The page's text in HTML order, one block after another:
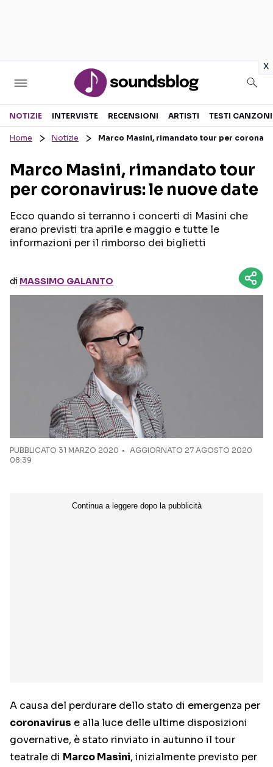
x
Sezioni
RECENSIONI MUSICALI
INTERVISTE
GOSSIP E CURIOSITÀ
TESTI CANZONI
TOUR ED EVENTI
TALENT SHOW
Seguici sui social
NOTIZIE INTERVISTE RECENSIONI ARTISTI TESTI CANZONI
Home Notizie Marco Masini, rimandato tour per
Marco Masini, rimandato tour
per coronavirus: le nuove date
Ecco quando si terranno i concerti di Masini che
erano previsti tra aprile e maggio e tutte le
informazioni per il rimborso dei biglietti
di MASSIMO GALANTO
PUBBLICATO 31 MARZO 2020
AGGIORNATO 27 AGOSTO 2020
08:39
A causa del perdurare dello stato di emergenza per
coronavirus e alla luce delle ultime disposizioni
governative, è stato rinviato in autunno il tour
teatrale di Marco Masini, inizialmente previsto per